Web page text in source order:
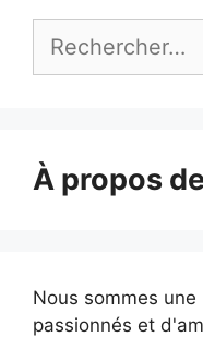
À propos
Nous sommes
passionnés et